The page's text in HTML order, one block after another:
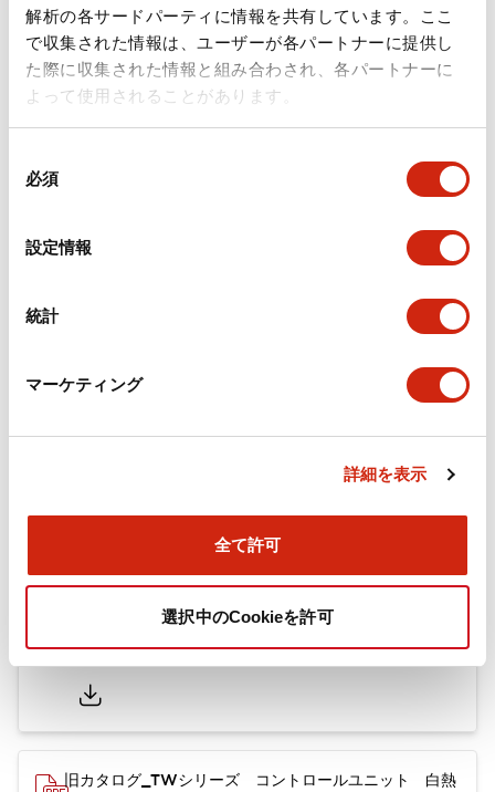
解析の各サードパーティに情報を共有しています。ここ
で収集された情報は、ユーザーが各パートナーに提供し
た際に収集された情報と組み合わされ、各パートナーに
よって使用されることがあります。
必須
設定情報
統計
マーケティング
詳細を表示
全て許可
選択中のCookieを許可
機能仕様
機械的仕様
旧カタログ_TWシリーズ コントロールユニット（201
旧カタログ_TWシリーズ コントロールユニット 白熱